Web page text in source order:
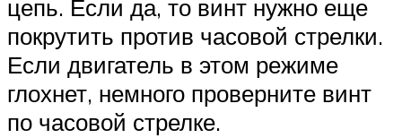
цепь. Если да, то винт нужно еще
покрутить против часовой стрелки.
Если двигатель в этом режиме
глохнет, немного проверните винт
по часовой стрелке.